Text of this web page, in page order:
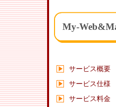
My-
サービス概要
サービス仕様
サービス料金